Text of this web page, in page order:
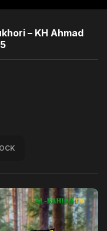
– KH Ahmad